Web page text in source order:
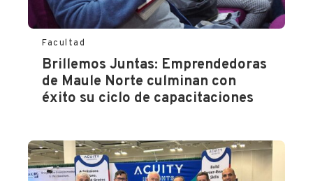
Facultad
Brillemos Juntas: Emprendedoras
de Maule Norte culminan con
éxito su ciclo de capacitaciones